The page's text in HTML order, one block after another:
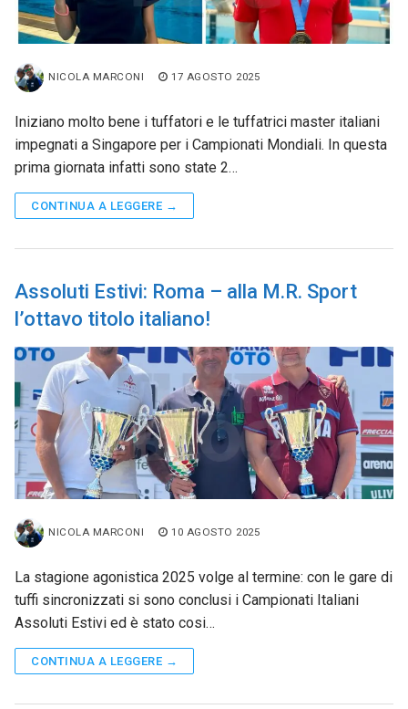
NICOLA MARCONI 17 AGOSTO 2025
Iniziano molto bene i tuffatori e le tuffatrici master italiani
impegnati a Singapore per i Campionati Mondiali. In questa
prima giornata infatti sono state 2…
CONTINUA A LEGGERE →
Assoluti Estivi: Roma – alla M.R. Sport
l’ottavo titolo italiano!
NICOLA MARCONI 10 AGOSTO 2025
La stagione agonistica 2025 volge al termine: con le gare di
tuffi sincronizzati si sono conclusi i Campionati Italiani
Assoluti Estivi ed è stato cosi…
CONTINUA A LEGGERE →